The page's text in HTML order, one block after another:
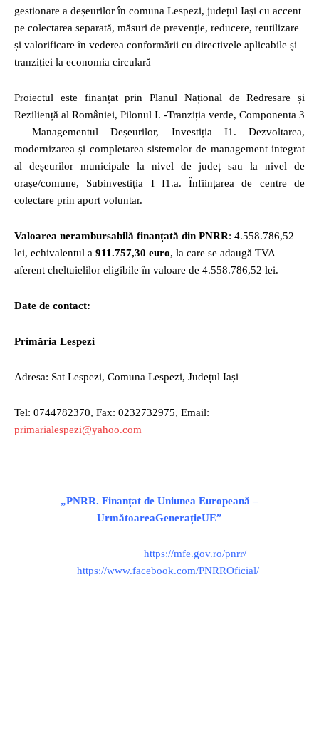
gestionare a deșeurilor în comuna Lespezi, județul Iași cu accent
pe colectarea separată, măsuri de prevenție, reducere, reutilizare
și valorificare în vederea conformării cu directivele aplicabile și
tranziției la economia circulară
Proiectul este finanțat prin Planul Național de Redresare și
Reziliență al României, Pilonul I. -Tranziția verde, Componenta 3
– Managementul Deșeurilor, Investiția I1. Dezvoltarea,
modernizarea și completarea sistemelor de management integrat
al deșeurilor municipale la nivel de județ sau la nivel de
orașe/comune, Subinvestiția I I1.a. Înființarea de centre de
colectare prin aport voluntar.
Valoarea nerambursabilă finanțată din PNRR: 4.558.786,52
lei, echivalentul a 911.757,30 euro, la care se adaugă TVA
aferent cheltuielilor eligibile în valoare de 4.558.786,52 lei.
Date de contact:
Primăria Lespezi
Adresa: Sat Lespezi, Comuna Lespezi, Județul Iași
Tel: 0744782370, Fax: 0232732975, Email:
primarialespezi@yahoo.com
„PNRR. Finanțat de Uniunea Europeană –
UrmătoareaGenerațieUE”
https://mfe.gov.ro/pnrr/
https://www.facebook.com/PNRROficial/